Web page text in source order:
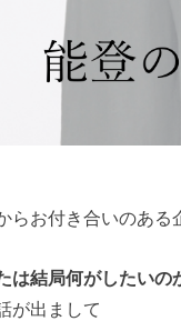
らお付き合いのある
は結局何がしたいの
が出まして